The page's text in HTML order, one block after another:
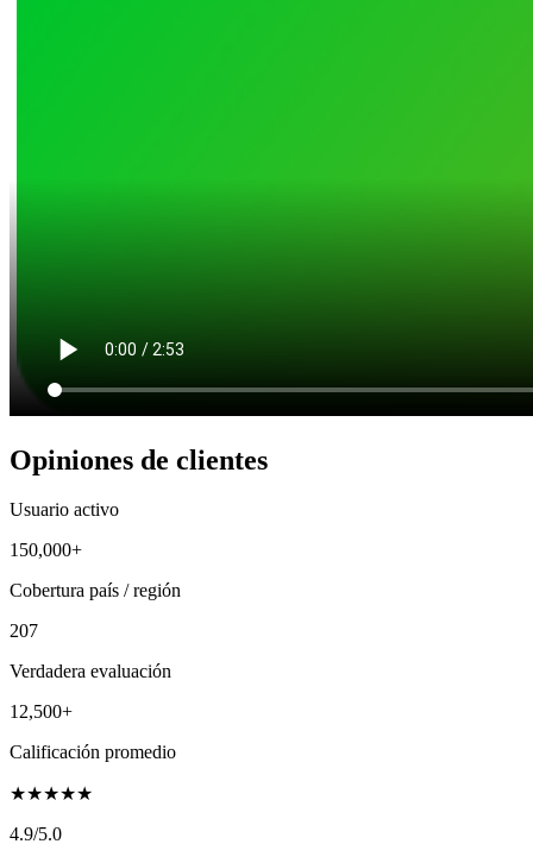
Opiniones de clientes
Usuario activo
150,000+
Cobertura país / región
207
Verdadera evaluación
12,500+
Calificación promedio
★★★★★
4.9/5.0